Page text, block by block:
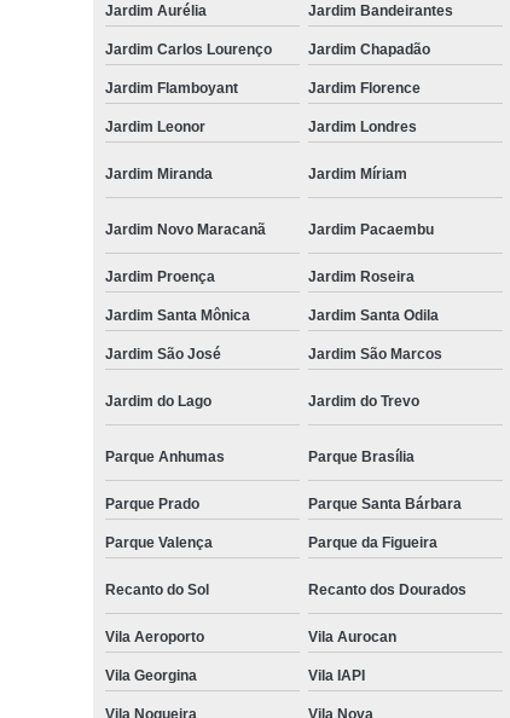
Jardim Aurélia Jardim Bandeirantes
Jardim Carlos Lourenço Jardim Chapadão
Jardim Flamboyant Jardim Florence
Jardim Leonor Jardim Londres
Jardim Miranda Jardim Míriam
Jardim Novo Maracanã Jardim Pacaembu
Jardim Proença Jardim Roseira
Jardim Santa Mônica Jardim Santa Odila
Jardim São José Jardim São Marcos
Jardim do Lago Jardim do Trevo
Parque Anhumas Parque Brasília
Parque Prado Parque Santa Bárbara
Parque Valença Parque da Figueira
Recanto do Sol Recanto dos Dourados
Vila Aeroporto Vila Aurocan
Vila Georgina Vila IAPI
Vila Nogueira Vila Nova